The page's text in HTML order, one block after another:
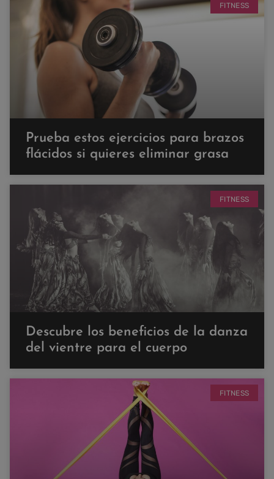
FITNESS
Prueba estos ejercicios para brazos
flácidos si quieres eliminar grasa
FITNESS
Descubre los beneficios de la danza
del vientre para el cuerpo
FITNESS